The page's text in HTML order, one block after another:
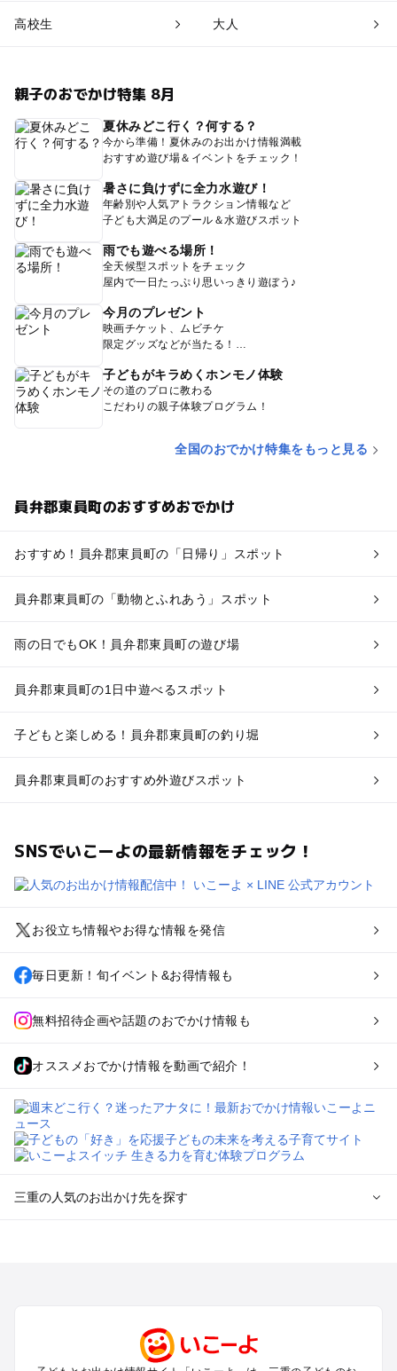
高校生 大人
親子のおでかけ特集 8月
夏休みどこ行く？何する？
今から準備！夏休みのお出かけ情報満載
おすすめ遊び場＆イベントをチェック！
暑さに負けずに全力水遊び！
年齢別や人気アトラクション情報など
子ども大満足のプール＆水遊びスポット
雨でも遊べる場所！
全天候型スポットをチェック
屋内で一日たっぷり思いっきり遊ぼう♪
今月のプレゼント
映画チケット、ムビチケ
限定グッズなどが当たる！
子どもがキラめくホンモノ体験
その道のプロに教わる
こだわりの親子体験プログラム！
全国のおでかけ特集をもっと見る
員弁郡東員町のおすすめおでかけ
おすすめ！員弁郡東員町の「日帰り」スポット
員弁郡東員町の「動物とふれあう」スポット
雨の日でもOK！員弁郡東員町の遊び場
員弁郡東員町の1日中遊べるスポット
子どもと楽しめる！員弁郡東員町の釣り堀
員弁郡東員町のおすすめ外遊びスポット
SNSでいこーよの最新情報をチェック！
お役立ち情報やお得な情報を発信
毎日更新！旬イベント&お得情報も
無料招待企画や話題のおでかけ情報も
オススメおでかけ情報を動画で紹介！
三重の人気のお出かけ先を探す
志摩・南伊勢のプールお出かけ
伊勢・二見のプールお出かけ